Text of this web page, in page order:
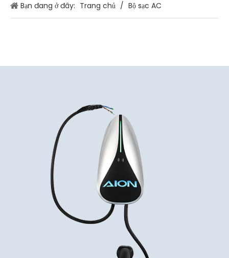
Bạn đang ở đây: Trang chủ / Bộ sạc AC